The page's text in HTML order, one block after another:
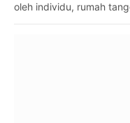
oleh individu, rumah